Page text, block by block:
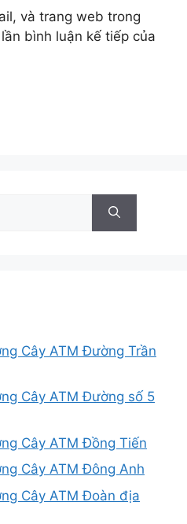
và trang web trong
bình luận kế tiếp của
Cây ATM Đường Trần
Cây ATM Đường số 5
Cây ATM Đồng Tiến
Cây ATM Đông Anh
Cây ATM Đoàn địa